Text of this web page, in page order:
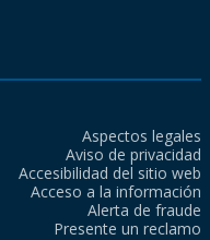
Aspectos legales
Aviso de privacidad
Accesibilidad del sitio web
Acceso a la información
Alerta de fraude
Presente un reclamo